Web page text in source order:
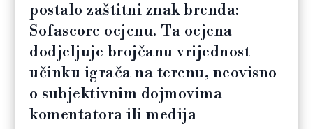
postalo zaštitni znak brenda:
Sofascore ocjenu. Ta ocjena
dodjeljuje brojčanu vrijednost
učinku igrača na terenu, neovisno
o subjektivnim dojmovima
komentatora ili medija